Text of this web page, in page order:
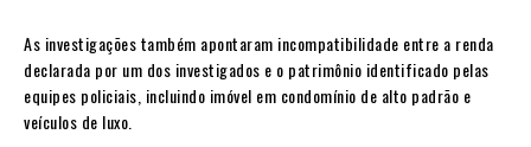
As investigações também apontaram incompatibilidade entre a renda
declarada por um dos investigados e o patrimônio identificado pelas
equipes policiais, incluindo imóvel em condomínio de alto padrão e
veículos de luxo.